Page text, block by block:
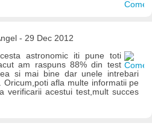
- 29 Dec 2012
astronomic iti pune toti
am raspuns 88% din test
si mai bine dar unele intrebari
afla multe informatii pe
verificarii acestui test,mult succes